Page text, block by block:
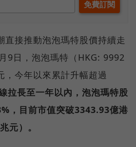
接推動泡泡瑪特股價持續走
9日，泡泡瑪特（HKG: 9992
，今年以來累計升幅超過
拉長至一年以內，泡泡瑪特股
，目前市值突破3343.93億港
元）。